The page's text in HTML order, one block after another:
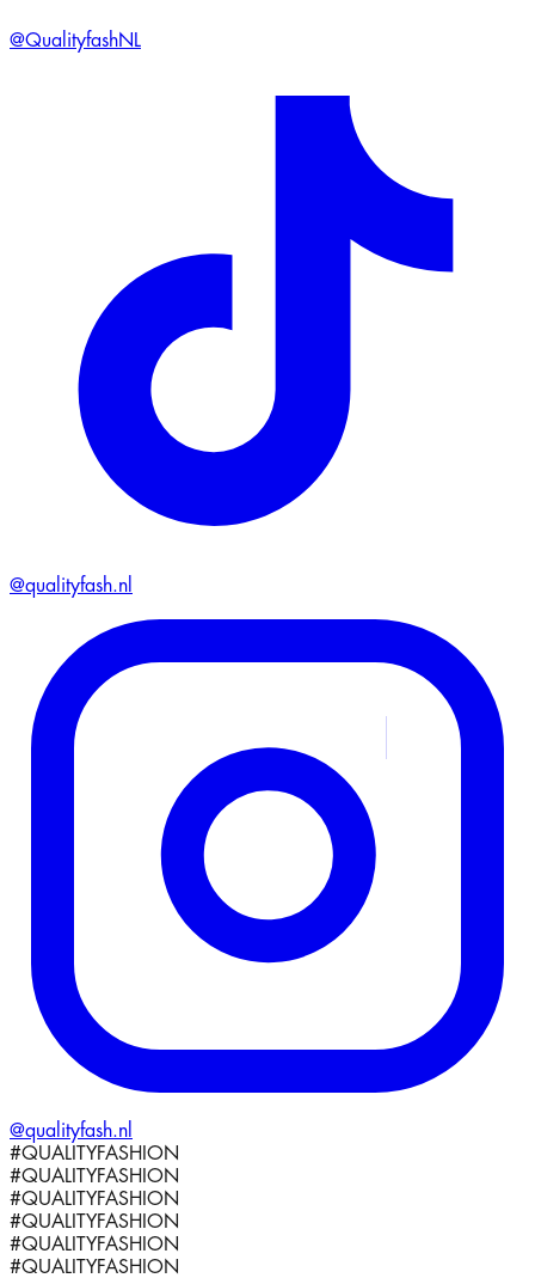
@QualityfashNL
@qualityfash.nl
@qualityfash.nl
#QUALITYFASHION
#QUALITYFASHION
#QUALITYFASHION
#QUALITYFASHION
#QUALITYFASHION
#QUALITYFASHION